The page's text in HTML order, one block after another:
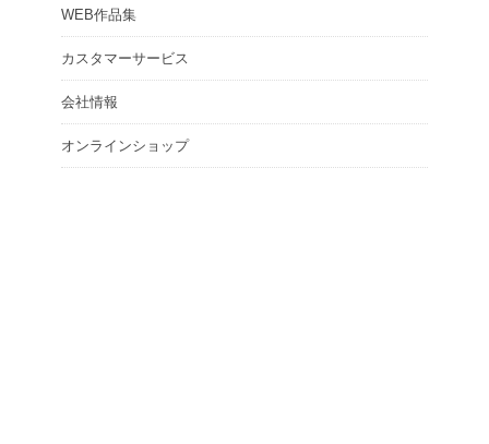
WEB作品集
カスタマーサービス
会社情報
オンラインショップ